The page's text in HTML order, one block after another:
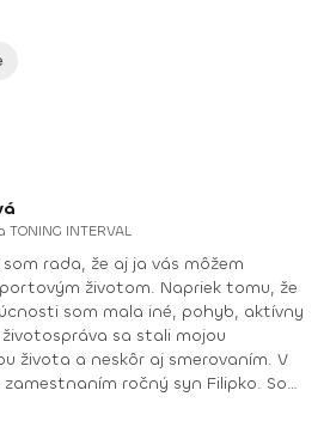
INTERVAL
Napriek tomu, že
som mala iné, pohyb, aktívny
sa stali mojou
života a neskôr aj smerovaním. V
ročný syn Filipko. Som
dovolenke, ktorú si mimoriadne